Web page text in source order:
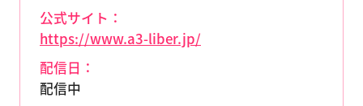
公式サイト：
https://www.a3-liber.jp/
配信日：
配信中